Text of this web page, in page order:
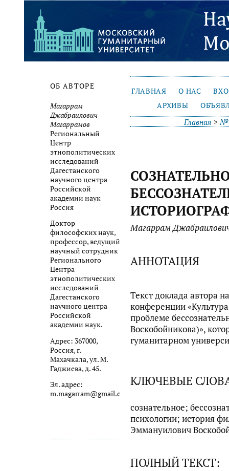
ОБ АВТОРЕ
Магаррам
Джабраилович
Магаррамов
Региональный
Центр
этнополитических
исследований
Дагестанского
научного центра
Российской
академии наук
Россия
Доктор
философских наук,
профессор, ведущий
научный сотрудник
Регионального
Центра
этнополитических
исследований
Дагестанского
научного центра
Российской
академии наук.
Адрес: 367000,
Россия, г.
Махачкала, ул. М.
Гаджиева, д. 45.
Эл. адрес:
m.magarram@gmail.com
ГЛАВНАЯ О НАС
АРХИВЫ
Главная >№
Магаррам
АННОТАЦИЯ
Текст доклада автора
конференции
проблеме
Воскобойникова)»,
гуманитарном
КЛЮЧЕВЫЕ
сознательное;
психологии; история
Эммануилович
ПОЛНЫЙ ТЕКСТ: